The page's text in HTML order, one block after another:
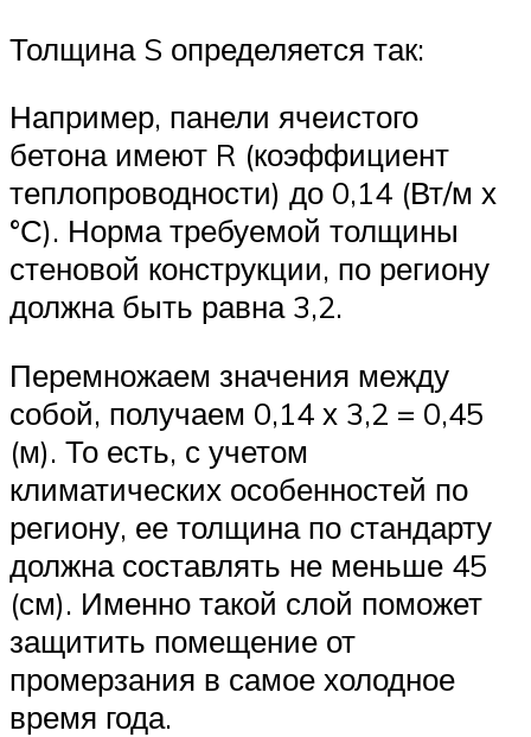
Толщина S определяется так:
Например, панели ячеистого
бетона имеют R (коэффициент
теплопроводности) до 0,14 (Вт/м х
°С). Норма требуемой толщины
стеновой конструкции, по региону
должна быть равна 3,2.
Перемножаем значения между
собой, получаем 0,14 х 3,2 = 0,45
(м). То есть, с учетом
климатических особенностей по
региону, ее толщина по стандарту
должна составлять не меньше 45
(см). Именно такой слой поможет
защитить помещение от
промерзания в самое холодное
время года.